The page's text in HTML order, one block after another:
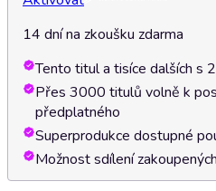
14 dní na zkoušku zdarma
Tento titul a tisíce dalších s
Přes 3000 titulů volně k
předplatného
Superprodukce dostupné
Možnost sdílení